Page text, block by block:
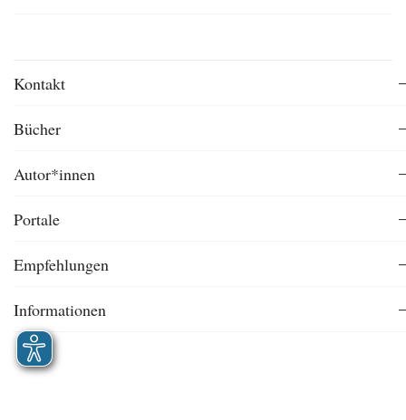
Kontakt
Bücher
Autor*innen
Portale
Empfehlungen
Informationen